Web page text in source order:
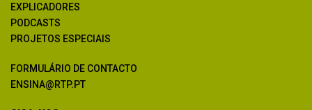
EXPLICADORES
PODCASTS
PROJETOS ESPECIAIS
FORMULÁRIO DE CONTACTO
ENSINA@RTP.PT